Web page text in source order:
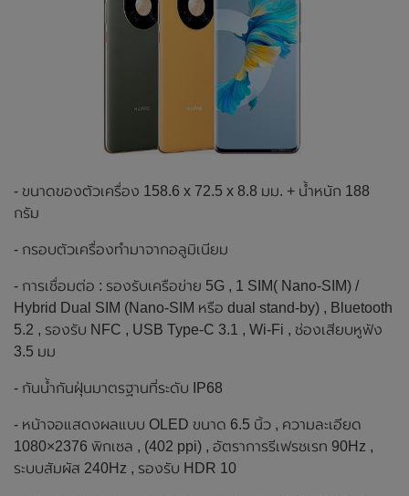
- ขนาดของตัวเครื่อง 158.6 x 72.5 x 8.8 มม. + น้ำหนัก 188
กรัม
- กรอบตัวเครื่องทำมาจากอลูมิเนียม
- การเชื่อมต่อ : รองรับเครือข่าย 5G , 1 SIM( Nano-SIM) /
Hybrid Dual SIM (Nano-SIM หรือ dual stand-by) , Bluetooth
5.2 , รองรับ NFC , USB Type-C 3.1 , Wi-Fi , ช่องเสียบหูฟัง
3.5 มม
- กันน้ำกันฝุ่นมาตรฐานที่ระดับ IP68
- หน้าจอแสดงผลแบบ OLED ขนาด 6.5 นิ้ว , ความละเอียด
1080×2376 พิกเซล , (402 ppi) , อัตราการรีเฟรชเรท 90Hz ,
ระบบสัมผัส 240Hz , รองรับ HDR 10